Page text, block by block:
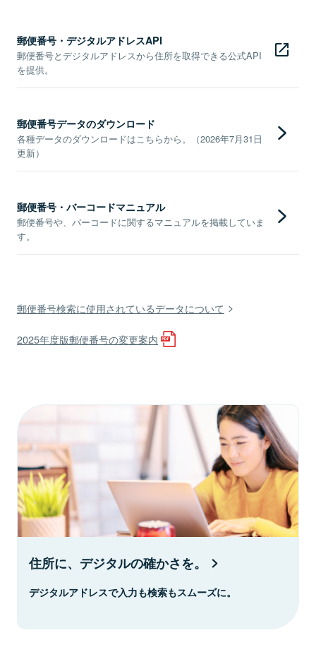
郵便番号・デジタルアドレスAPI
郵便番号とデジタルアドレスから住所を取得できる公式API
を提供。
郵便番号データのダウンロード
各種データのダウンロードはこちらから。（2026年7月31日
更新）
郵便番号・バーコードマニュアル
郵便番号や、バーコードに関するマニュアルを掲載していま
す。
郵便番号検索に使用されているデータについて
2025年度版郵便番号の変更案内
住所に、デジタルの確かさを。
デジタルアドレスで入力も検索もスムーズに。